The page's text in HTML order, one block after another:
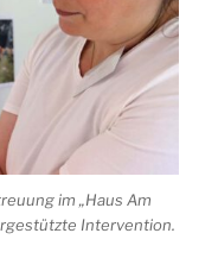
im „Haus Am
Intervention.